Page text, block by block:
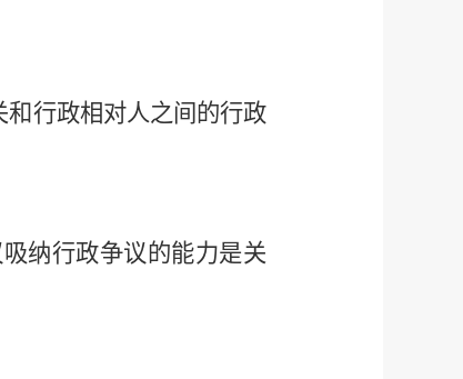
行政相对人之间的行政
纳行政争议的能力是关